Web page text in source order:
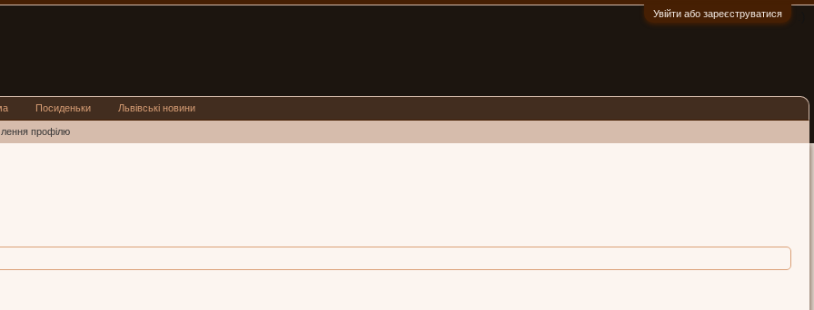
Увійти або зареєструватися
профілю
Посиденьки Львівські новини